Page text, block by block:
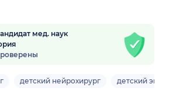
мед. наук
детский нейрохирург детский